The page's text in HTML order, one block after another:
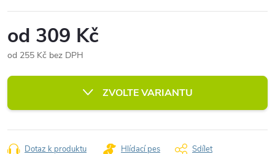
od 309 Kč
od 255 Kč bez DPH
cena:
ZVOLTE VARIANTU
Dotaz k produktu Hlídací pes Sdílet